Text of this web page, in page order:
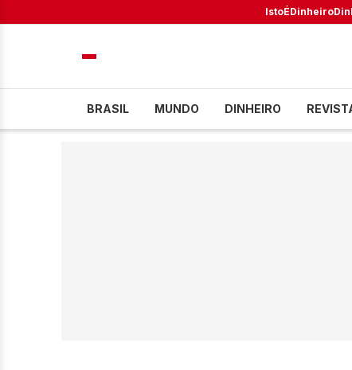
IstoÉDinheiro
BRASIL MUNDO DINHEIRO